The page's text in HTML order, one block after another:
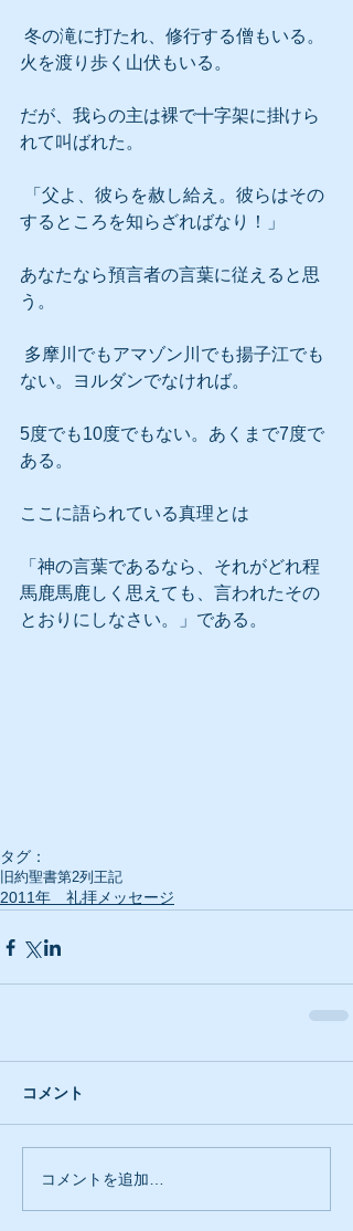
火を渡り歩く山伏もいる。
だが、我らの主は裸で十字架に掛けら
れて叫ばれた。
するところを知らざればなり！」
あなたなら預言者の言葉に従えると思
う。
ない。ヨルダンでなければ。
5度でも10度でもない。あくまで7度で
ある。
ここに語られている真理とは
「神の言葉であるなら、それがどれ程
馬鹿馬鹿しく思えても、言われたその
とおりにしなさい。」である。
タグ：
旧約聖書第2列王記
2011年 礼拝メッセージ
コメント
コメントを追加…